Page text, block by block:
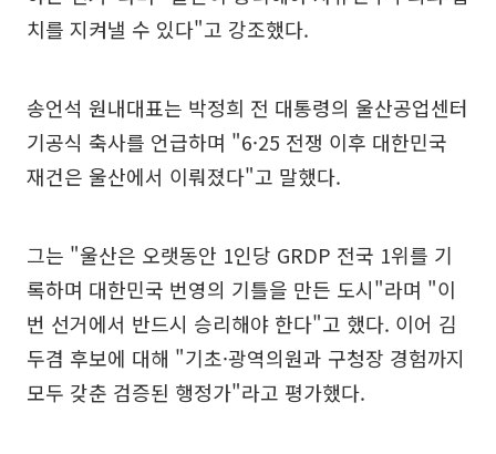
치를 지켜낼 수 있다"고 강조했다.
송언석 원내대표는 박정희 전 대통령의 울산공업센터
기공식 축사를 언급하며 "6·25 전쟁 이후 대한민국
재건은 울산에서 이뤄졌다"고 말했다.
그는 "울산은 오랫동안 1인당 GRDP 전국 1위를 기
록하며 대한민국 번영의 기틀을 만든 도시"라며 "이
번 선거에서 반드시 승리해야 한다"고 했다. 이어 김
두겸 후보에 대해 "기초·광역의원과 구청장 경험까지
모두 갖춘 검증된 행정가"라고 평가했다.